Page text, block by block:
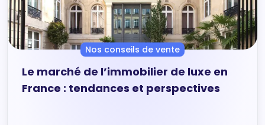
Nos conseils de vente
Le marché de l’immobilier de luxe en
France : tendances et perspectives